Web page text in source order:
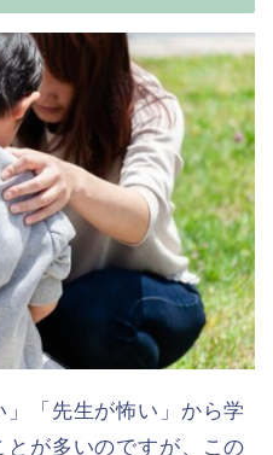
「先生が怖い」から学
が多いのですが、この